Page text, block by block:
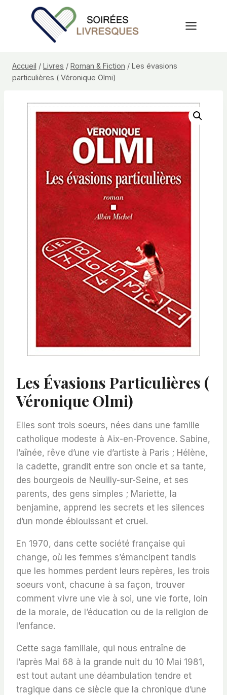
Accueil / Livres / Roman & Fiction / Les évasions
particulières ( Véronique Olmi)
Les Évasions Particulières (
Véronique Olmi)
Elles sont trois soeurs, nées dans une famille
catholique modeste à Aix-en-Provence. Sabine,
l’aînée, rêve d’une vie d’artiste à Paris ; Hélène,
la cadette, grandit entre son oncle et sa tante,
des bourgeois de Neuilly-sur-Seine, et ses
parents, des gens simples ; Mariette, la
benjamine, apprend les secrets et les silences
d’un monde éblouissant et cruel.
En 1970, dans cette société française qui
change, où les femmes s’émancipent tandis
que les hommes perdent leurs repères, les trois
soeurs vont, chacune à sa façon, trouver
comment vivre une vie à soi, une vie forte, loin
de la morale, de l’éducation ou de la religion de
l’enfance.
Cette saga familiale, qui nous entraîne de
l’après Mai 68 à la grande nuit du 10 Mai 1981,
est tout autant une déambulation tendre et
tragique dans ce siècle que la chronique d’une